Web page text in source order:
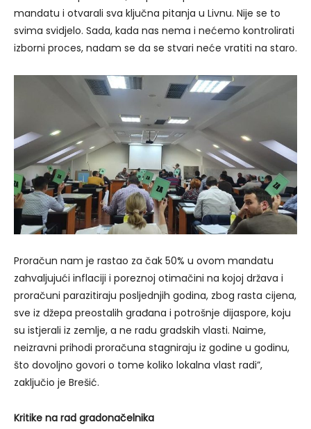
mandatu i otvarali sva ključna pitanja u Livnu. Nije se to
svima svidjelo. Sada, kada nas nema i nećemo kontrolirati
izborni proces, nadam se da se stvari neće vratiti na staro.
Proračun nam je rastao za čak 50% u ovom mandatu
zahvaljujući inflaciji i poreznoj otimačini na kojoj država i
proračuni parazitiraju posljednjih godina, zbog rasta cijena,
sve iz džepa preostalih građana i potrošnje dijaspore, koju
su istjerali iz zemlje, a ne radu gradskih vlasti. Naime,
neizravni prihodi proračuna stagniraju iz godine u godinu,
što dovoljno govori o tome koliko lokalna vlast radi”,
zaključio je Brešić.
Kritike na rad gradonačelnika